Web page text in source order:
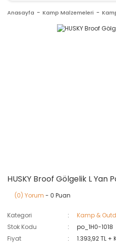
Anasayfa Kamp Malzemeleri
HUSKY Broof Gölgelik L Yan
(0) Yorum - 0 Puan
Kategori
Kamp &
Stok Kodu
po_1H0-1018
Fiyat
1.393,92 TL +